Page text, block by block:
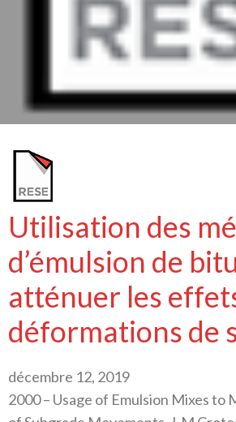
Utilisation des
d’émulsion de
atténuer les
déformations de
décembre 12, 2019
2000 – Usage of Emulsion Mixes